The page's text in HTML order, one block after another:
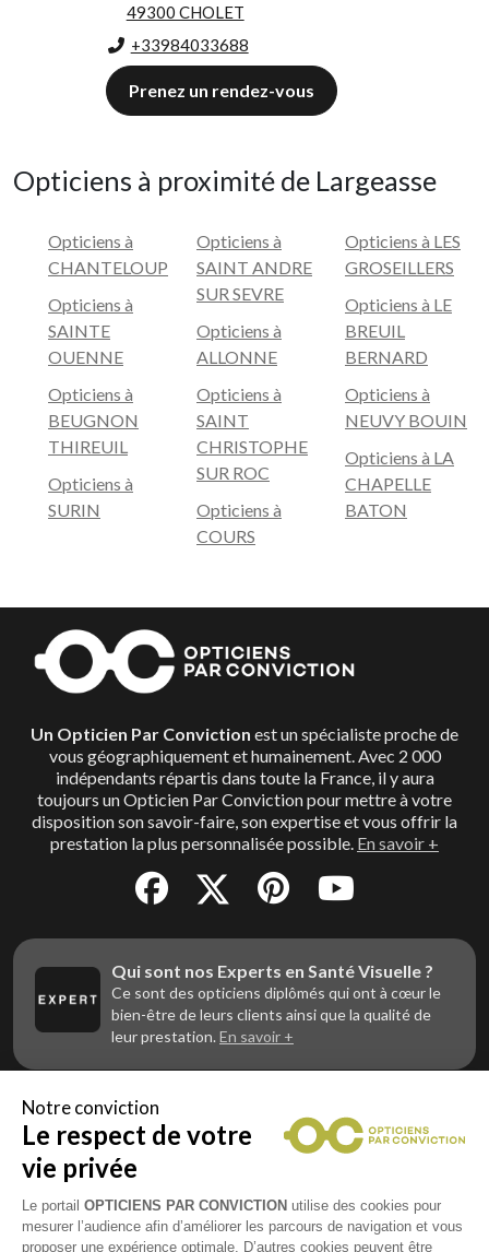
49300 CHOLET
+33984033688
Prenez un rendez-vous
Opticiens à proximité de Largeasse
Opticiens à
CHANTELOUP
Opticiens à
SAINTE
OUENNE
Opticiens à
BEUGNON
THIREUIL
Opticiens à
SURIN
Opticiens à
SAINT ANDRE
SUR SEVRE
Opticiens à
ALLONNE
Opticiens à
SAINT
CHRISTOPHE
SUR ROC
Opticiens à
COURS
Opticiens à LES
GROSEILLERS
Opticiens à LE
BREUIL
BERNARD
Opticiens à
NEUVY BOUIN
Opticiens à LA
CHAPELLE
BATON
Un Opticien Par Conviction est un spécialiste proche de
vous géographiquement et humainement. Avec 2 000
indépendants répartis dans toute la France, il y aura
toujours un Opticien Par Conviction pour mettre à votre
disposition son savoir-faire, son expertise et vous offrir la
prestation la plus personnalisée possible. En savoir +
Qui sont nos Experts en Santé Visuelle ?
Ce sont des opticiens diplômés qui ont à cœur le
bien-être de leurs clients ainsi que la qualité de
leur prestation. En savoir +
Vous êtes un professionnel de la vue et
vous souhaitez nous rejoindre ?
Contactez Alliance Optic, la centrale d’achats et
d’accompagnement des opticiens indépendants
Notre conviction
Le respect de votre
vie privée
Le portail OPTICIENS PAR CONVICTION utilise des cookies pour
mesurer l’audience afin d’améliorer les parcours de navigation et vous
proposer une expérience optimale. D’autres cookies peuvent être